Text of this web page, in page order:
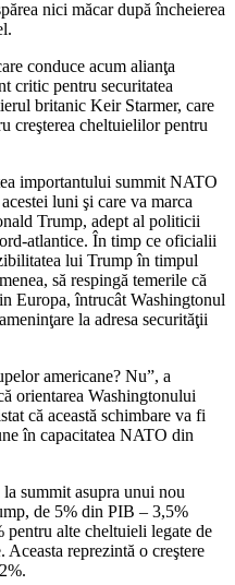
nici măcar după încheierea
conduce acum alianţa
critic pentru securitatea
britanic Keir Starmer, care
creşterea cheltuielilor pentru
importantului summit NATO
luni şi care va marca
Trump, adept al politicii
atlantice. În timp ce oficialii
lui Trump în timpul
să respingă temerile că
Europa, întrucât Washingtonul
la adresa securităţii
americane? Nu”, a
orientarea Washingtonului
că această schimbare va fi
în capacitatea NATO din
summit asupra unui nou
de 5% din PIB – 3,5%
alte cheltuieli legate de
Aceasta reprezintă o creştere